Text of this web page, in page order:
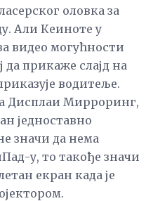
оловка за
Али Кеиноте у
видео могућности
да прикаже слајд на
водитеље.
Дисплаи Мирроринг,
једноставно
значи да нема
у, то такође значи
екран када је